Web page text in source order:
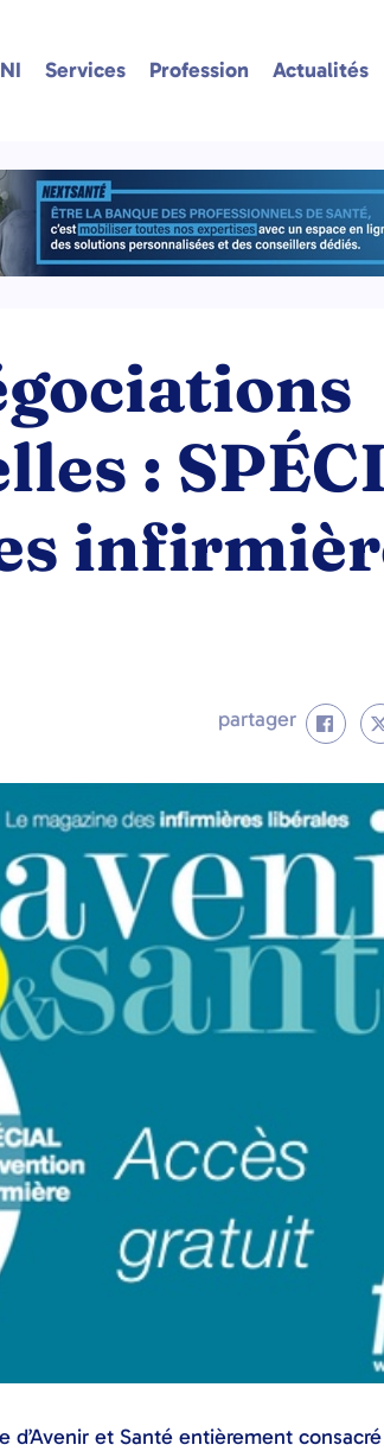
Services Profession Actualités
:
partager
et Santé entièrement